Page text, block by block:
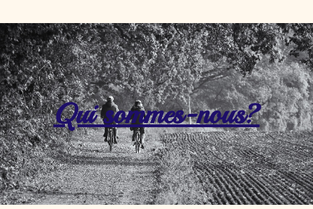
Qui sommes-nous?